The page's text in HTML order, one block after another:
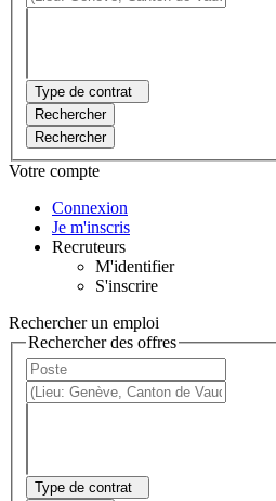
Type de contrat
Rechercher
Rechercher
Votre compte
Connexion
Je m'inscris
Recruteurs
M'identifier
S'inscrire
Rechercher un emploi
Rechercher des offres
Type de contrat